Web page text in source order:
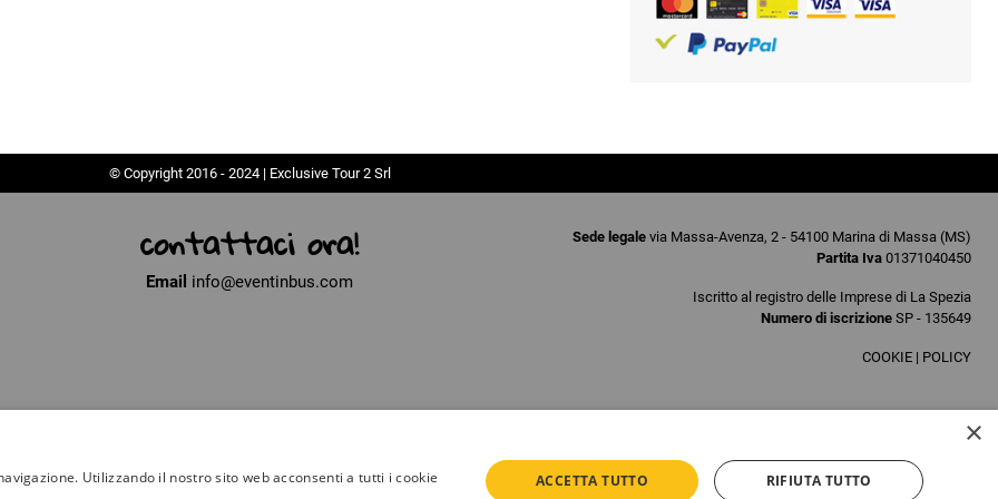
© Copyright 2016 - 2024 | Exclusive Tour 2 Srl
contattaci ora!
Email info@eventinbus.com
Sede legale via Massa-Avenza, 2 - 54100 Marina di Massa (MS)
Partita Iva 01371040450
Iscritto al registro delle Imprese di La Spezia
Numero di iscrizione SP - 135649
COOKIE | POLICY
×
Utilizzando il nostro sito web acconsenti a tutti i cookie
ACCETTA TUTTO RIFIUTA TUTTO